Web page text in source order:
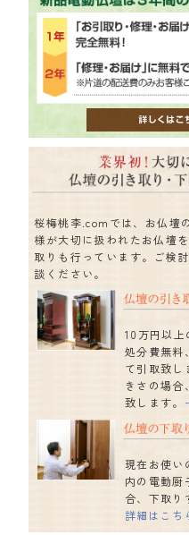
桜梅桃李.comでは、お仏壇
様が大切に扱われたお仏壇
取りも行っています。ご検
談ください。
10万円以上
処分費無料
て引取致し
きさの場合
致します。
現在お使い
内の電動厨
合、下取り
詳細はこち